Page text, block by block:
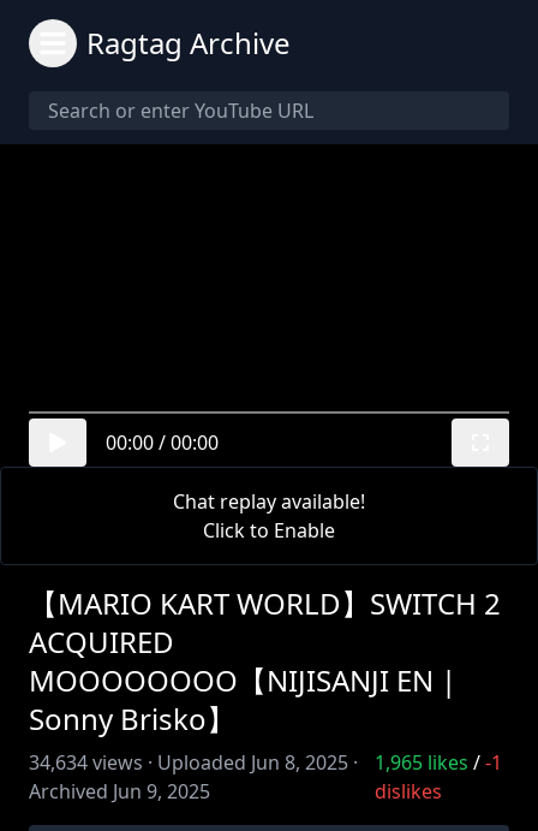
Ragtag Archive
00:00/00:00
Chat replay available!
Click to Enable
【MARIO KART WORLD】SWITCH 2
ACQUIRED
MOOOOOOOO【NIJISANJI EN |
Sonny Brisko】
34,634views · Uploaded Jun 8, 2025 ·
Archived Jun 9, 2025
1,965 likes / -1
dislikes